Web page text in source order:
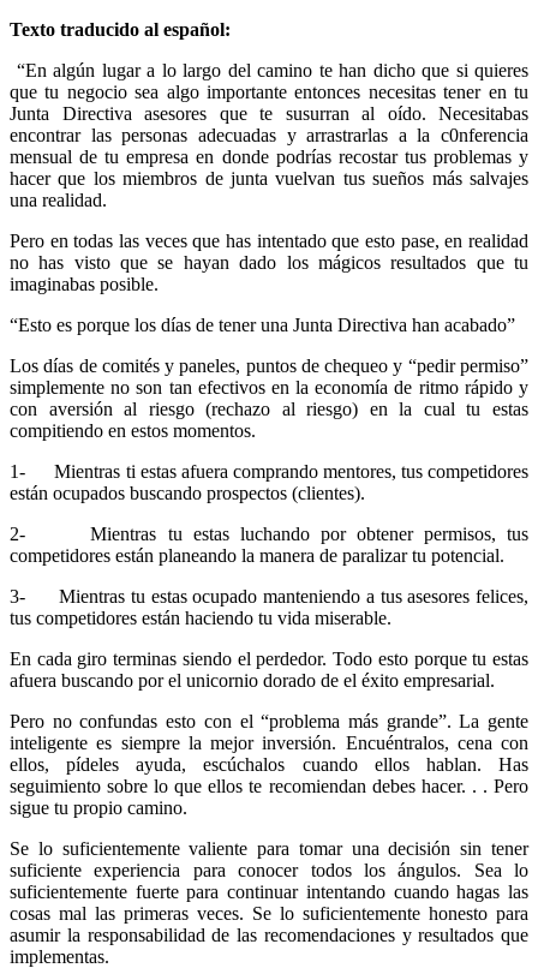
Texto traducido al español:
“En algún lugar a lo largo del camino te han dicho que si quieres
que tu negocio sea algo importante entonces necesitas tener en tu
Junta Directiva asesores que te susurran al oído. Necesitabas
encontrar las personas adecuadas y arrastrarlas a la c0nferencia
mensual de tu empresa en donde podrías recostar tus problemas y
hacer que los miembros de junta vuelvan tus sueños más salvajes
una realidad.
Pero en todas las veces que has intentado que esto pase, en realidad
no has visto que se hayan dado los mágicos resultados que tu
imaginabas posible.
“Esto es porque los días de tener una Junta Directiva han acabado”
Los días de comités y paneles, puntos de chequeo y “pedir permiso”
simplemente no son tan efectivos en la economía de ritmo rápido y
con aversión al riesgo (rechazo al riesgo) en la cual tu estas
compitiendo en estos momentos.
1- Mientras ti estas afuera comprando mentores, tus competidores
están ocupados buscando prospectos (clientes).
2- Mientras tu estas luchando por obtener permisos, tus
competidores están planeando la manera de paralizar tu potencial.
3- Mientras tu estas ocupado manteniendo a tus asesores felices,
tus competidores están haciendo tu vida miserable.
En cada giro terminas siendo el perdedor. Todo esto porque tu estas
afuera buscando por el unicornio dorado de el éxito empresarial.
Pero no confundas esto con el “problema más grande”. La gente
inteligente es siempre la mejor inversión. Encuéntralos, cena con
ellos, pídeles ayuda, escúchalos cuando ellos hablan. Has
seguimiento sobre lo que ellos te recomiendan debes hacer. . . Pero
sigue tu propio camino.
Se lo suficientemente valiente para tomar una decisión sin tener
suficiente experiencia para conocer todos los ángulos. Sea lo
suficientemente fuerte para continuar intentando cuando hagas las
cosas mal las primeras veces. Se lo suficientemente honesto para
asumir la responsabilidad de las recomendaciones y resultados que
implementas.